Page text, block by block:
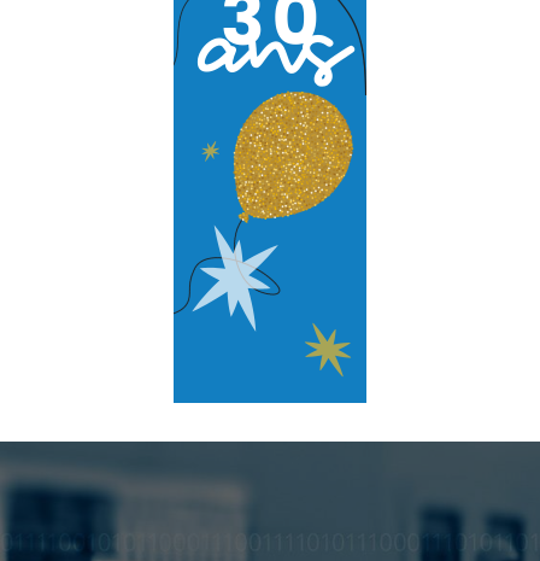
Produit
Logiciel de supervision
Logiciel de télésurveillance
Logiciel de téléassistance
ERP Gestion Commerciale
Suivi des intervenants
Frontaux de réception
Téléphonie
Actualités